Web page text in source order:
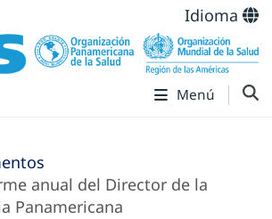
Idioma
Menú
anual del Director de la
Panamericana